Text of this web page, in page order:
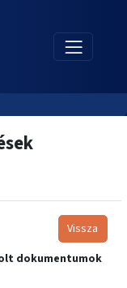
Vissza
dokumentumok